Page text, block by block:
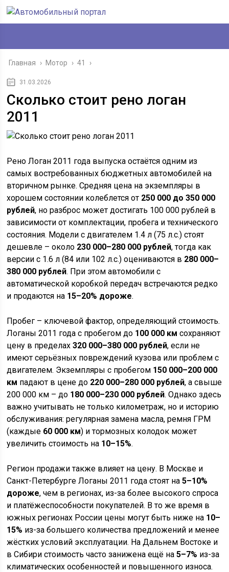
Главная › Мотор › 41 ›
31.03.2026
Сколько стоит рено логан
2011
Рено Логан 2011 года выпуска остаётся одним из
самых востребованных бюджетных автомобилей на
вторичном рынке. Средняя цена на экземпляры в
хорошем состоянии колеблется от 250 000 до 350 000
рублей, но разброс может достигать 100 000 рублей в
зависимости от комплектации, пробега и технического
состояния. Модели с двигателем 1.4 л (75 л.с.) стоят
дешевле – около 230 000–280 000 рублей, тогда как
версии с 1.6 л (84 или 102 л.с.) оцениваются в 280 000–
380 000 рублей. При этом автомобили с
автоматической коробкой передач встречаются редко
и продаются на 15–20% дороже.
Пробег – ключевой фактор, определяющий стоимость.
Логаны 2011 года с пробегом до 100 000 км сохраняют
цену в пределах320 000–380 000 рублей, если не
имеют серьёзных повреждений кузова или проблем с
двигателем. Экземпляры с пробегом 150 000–200 000
км падают в цене до 220 000–280 000 рублей, а свыше
200 000 км – до 180 000–230 000 рублей. Однако здесь
важно учитывать не только километраж, но и историю
обслуживания: регулярная замена масла, ремня ГРМ
(каждые 60 000 км) и тормозных колодок может
увеличить стоимость на 10–15%.
Регион продажи также влияет на цену. В Москве и
Санкт-Петербурге Логаны 2011 года стоят на5–10%
дороже, чем в регионах, из-за более высокого спроса
и платёжеспособности покупателей. В то же время в
южных регионах России цены могут быть ниже на 10–
15% из-за большего количества предложений и менее
жёстких условий эксплуатации. На Дальнем Востоке и
в Сибири стоимость часто занижена ещё на5–7% из-за
климатических особенностей и повышенного износа.